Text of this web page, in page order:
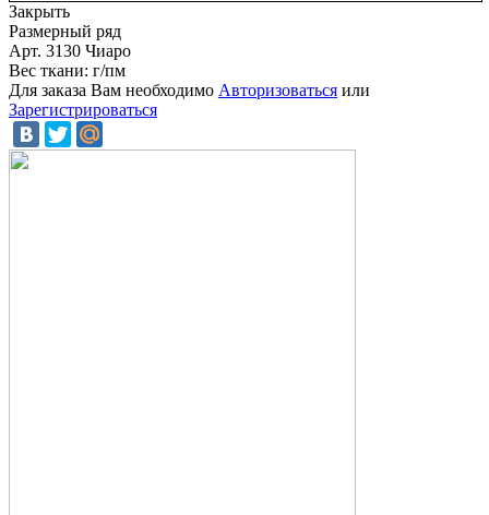
Закрыть
Размерный ряд
Арт. 3130 Чиаро
Вес ткани: г/пм
Для заказа Вам необходимо Авторизоваться или
Зарегистрироваться